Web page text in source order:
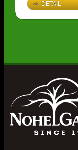
DETAIL